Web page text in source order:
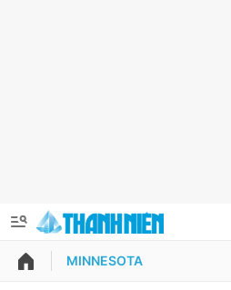
QUẢNG CÁO
MINNESOTA